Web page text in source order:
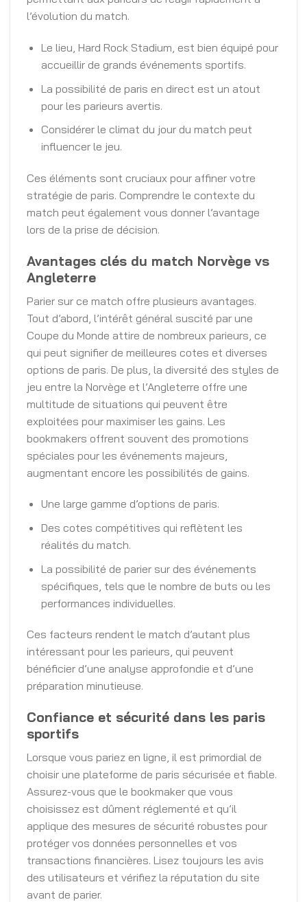
l’évolution du match.
Le lieu, Hard Rock Stadium, est bien équipé pour
accueillir de grands événements sportifs.
La possibilité de paris en direct est un atout
pour les parieurs avertis.
Considérer le climat du jour du match peut
influencer le jeu.
Ces éléments sont cruciaux pour affiner votre
stratégie de paris. Comprendre le contexte du
match peut également vous donner l’avantage
lors de la prise de décision.
Avantages clés du match Norvège vs
Angleterre
Parier sur ce match offre plusieurs avantages.
Tout d’abord, l’intérêt général suscité par une
Coupe du Monde attire de nombreux parieurs, ce
qui peut signifier de meilleures cotes et diverses
options de paris. De plus, la diversité des styles de
jeu entre la Norvège et l’Angleterre offre une
multitude de situations qui peuvent être
exploitées pour maximiser les gains. Les
bookmakers offrent souvent des promotions
spéciales pour les événements majeurs,
augmentant encore les possibilités de gains.
Une large gamme d’options de paris.
Des cotes compétitives qui reflètent les
réalités du match.
La possibilité de parier sur des événements
spécifiques, tels que le nombre de buts ou les
performances individuelles.
Ces facteurs rendent le match d’autant plus
intéressant pour les parieurs, qui peuvent
bénéficier d’une analyse approfondie et d’une
préparation minutieuse.
Confiance et sécurité dans les paris
sportifs
Lorsque vous pariez en ligne, il est primordial de
choisir une plateforme de paris sécurisée et fiable.
Assurez-vous que le bookmaker que vous
choisissez est dûment réglementé et qu’il
applique des mesures de sécurité robustes pour
protéger vos données personnelles et vos
transactions financières. Lisez toujours les avis
des utilisateurs et vérifiez la réputation du site
avant de parier.